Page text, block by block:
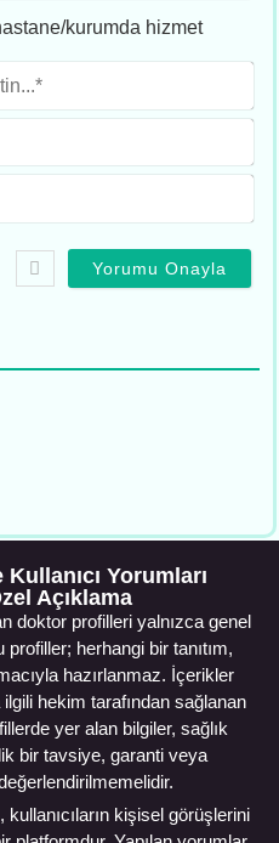
kurumda hizmet
E-
Yorumları
Açıklama
doktor profilleri yalnızca genel
profiller; herhangi bir tanıtım,
hazırlanmaz. İçerikler
hekim tarafından sağlanan
yer alan bilgiler, sağlık
bir tavsiye, garanti veya
kişisel görüşlerini